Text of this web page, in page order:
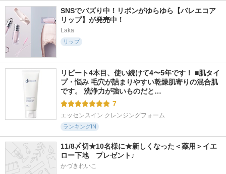
SNSでバズり中！リボンがゆらゆら【バレエコア
リップ】が発売中！
Laka
リップ
リピート4本目、使い続けて4〜5年です！ ■肌タイ
プ・悩み 毛穴が詰まりやすい乾燥肌寄りの混合肌
です。 洗浄力が強いものだと…
7
エッセンスイン クレンジングフォーム
ランキングIN
11/8〆切★10名様に★新しくなった＜薬用＞イエ
ロー下地　プレゼント♪
かづきれいこ